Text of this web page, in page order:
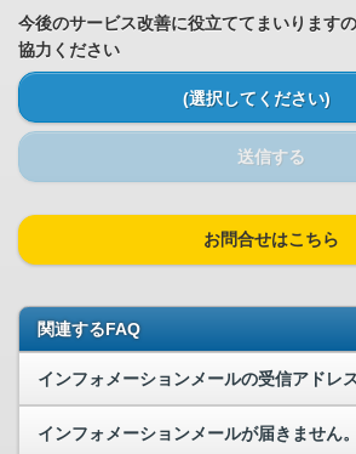
今後のサービス改善に役立ててまいります
協力ください
(選択してください)
送信する
お問合せはこちら
関連するFAQ
インフォメーションメールが届きません。